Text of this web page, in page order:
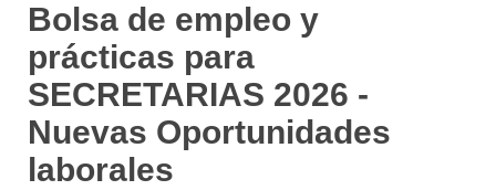
Bolsa de empleo y
prácticas para
SECRETARIAS 2026 -
Nuevas Oportunidades
laborales